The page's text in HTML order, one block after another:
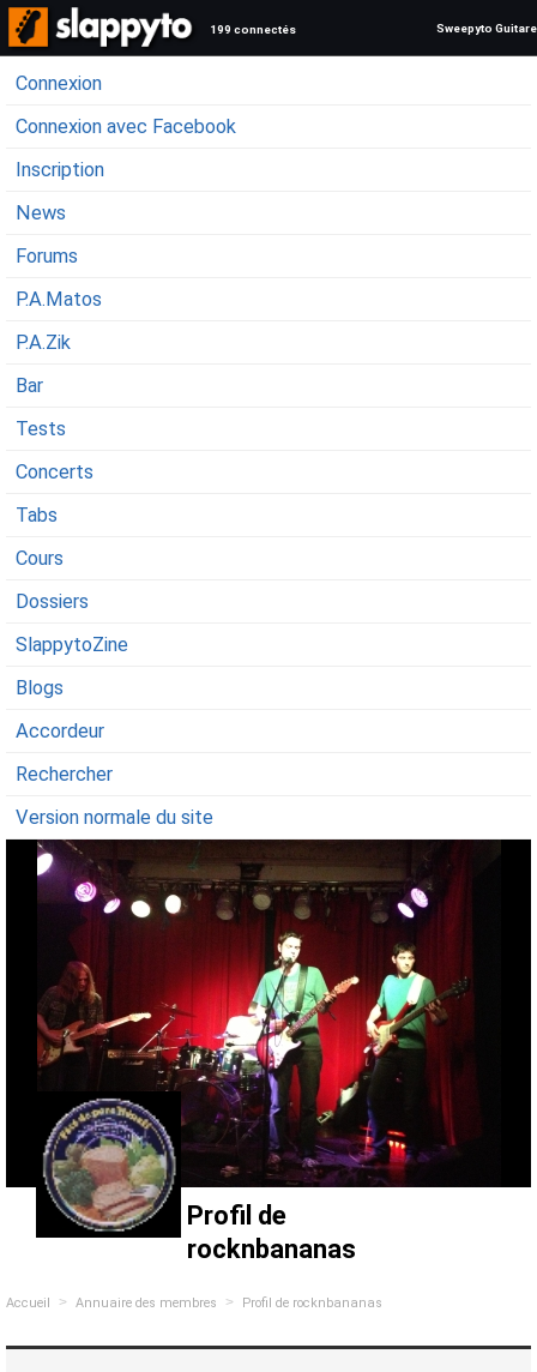
199 connectés Sweepyto Guitare
Connexion
Connexion avec Facebook
Inscription
News
Forums
P.A.Matos
P.A.Zik
Bar
Tests
Concerts
Tabs
Cours
Dossiers
SlappytoZine
Blogs
Accordeur
Rechercher
Version normale du site
Profil de
rocknbananas
Accueil > Annuaire des membres > Profil de rocknbananas